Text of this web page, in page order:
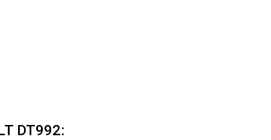
DT992: